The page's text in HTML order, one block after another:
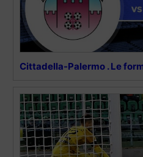
Cittadella-Palermo . Le